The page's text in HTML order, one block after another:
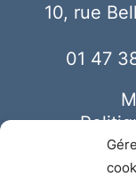
10, rue
01 47